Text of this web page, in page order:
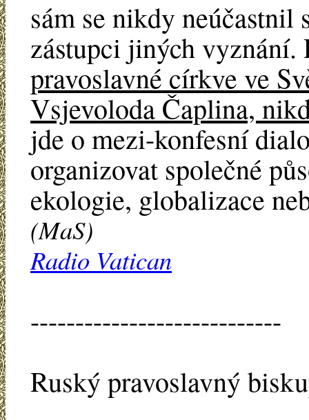
sám se nikdy neúčastnil
zástupci jiných vyznání.
pravoslavné církve ve
Vsjevoloda Čaplina,
jde o mezi-konfesní
organizovat společné
ekologie, globalizace
(MaS)
Radio Vatican
----------------------------
Ruský pravoslavný